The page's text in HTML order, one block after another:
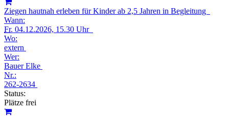
Ziegen hautnah erleben für Kinder ab 2,5 Jahren in Begleitung
Wann:
Fr. 04.12.2026, 15.30 Uhr
Wo:
extern
Wer:
Bauer Elke
Nr.:
262-2634
Status:
Plätze frei